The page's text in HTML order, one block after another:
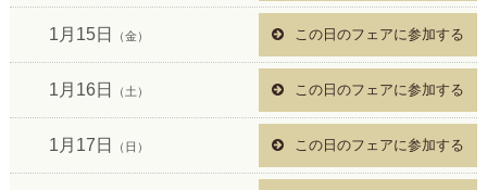
1月15日 （金） この日のフェアに参加する
1月16日 （土） この日のフェアに参加する
1月17日 （日） この日のフェアに参加する